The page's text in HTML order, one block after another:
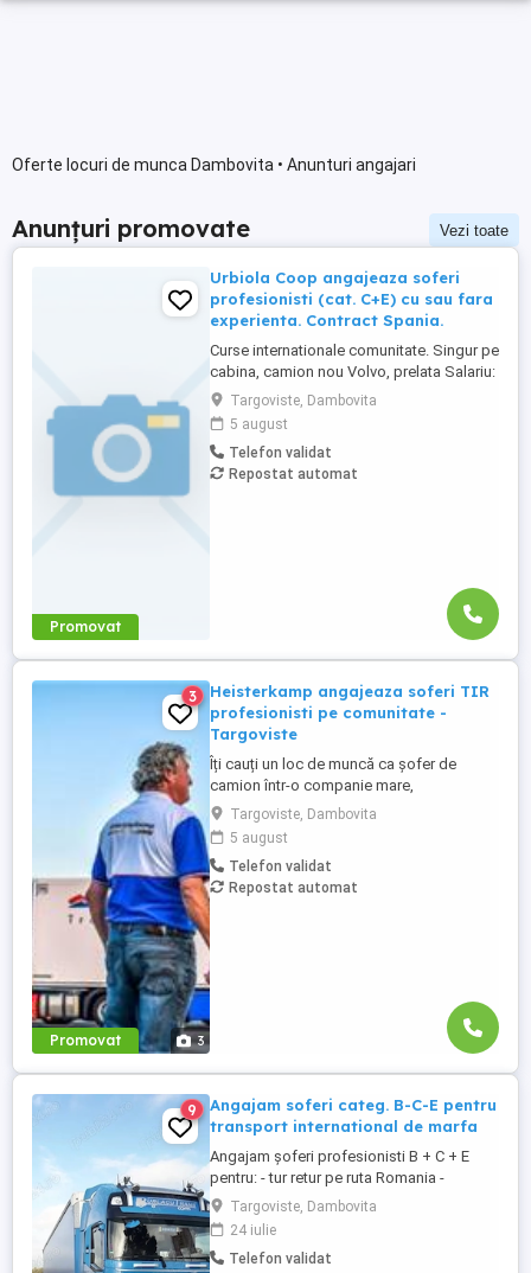
Oferte locuri de munca Dambovita • Anunturi angajari
Anunțuri promovate Vezi toate
Promovat
Urbiola Coop angajeaza soferi
profesionisti (cat. C+E) cu sau fara
experienta. Contract Spania.
Curse internationale comunitate. Singur pe
cabina, camion nou Volvo, prelata Salariu:
2700 luna net 12.000 km (garantat) Prima
0,06 camion km extra peste 12000 km; +
100 prima la angajare pt. ADR; + 300 prima
pentru 6 luni lucrate; + 300 prima pentru 9
luni lucrate; + 300 prima pentru 12 luni
Targoviste, Dambovita
5 august
Telefon validat
Repostat automat
Promovat 3
3
Heisterkamp angajeaza soferi TIR
profesionisti pe comunitate -
Targoviste
Îți cauți un loc de muncă ca șofer de
camion într-o companie mare,
internațională și stabilă? Atunci vino în
echipa Heisterkamp! Angajăm șoferi cu
sau fără experiență și echipaje pentru
transport internațional. Beneficii: training
de inițiere la începutul activității în cadrul
Targoviste, Dambovita
5 august
Telefon validat
Repostat automat
9
Angajam soferi categ. B-C-E pentru
transport international de marfa
Angajam șoferi profesionisti B + C + E
pentru: - tur retur pe ruta Romania -
Scandinavia - comunitate intre
Scandinavia si Europa - in regim de
echipaj pe comunitate intre Scandinavia si
Europa Oferim: - Pachet salarial format din
Targoviste, Dambovita
24 iulie
Telefon validat